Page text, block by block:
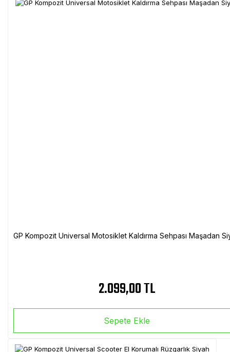
GP Kompozit Universal Motosiklet Kaldırma Sehpası Maşadan
2.099,00 TL
Sepete Ekle